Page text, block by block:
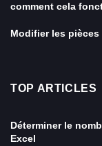
comment cela
Modifier les pièces
TOP ARTICLES
Déterminer le
Excel